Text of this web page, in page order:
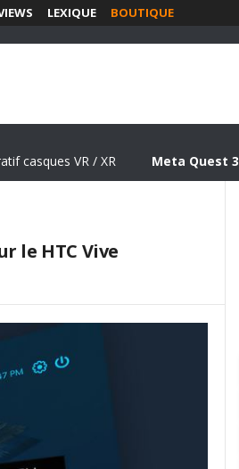
LEXIQUE BOUTIQUE
casques VR / XR Meta Quest 3
le HTC Vive